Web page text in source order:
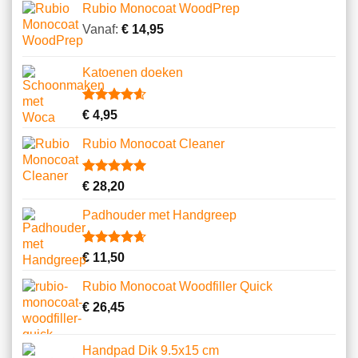
Rubio Monocoat WoodPrep
Vanaf: €14,95
Katoenen doeken
Gewaardeerd
gebaseerd
op
13
klantbeoordelingen
€4,95
Rubio Monocoat Cleaner
Gewaardeerd
gebaseerd
op
2
klantbeoordelingen
€28,20
Padhouder met Handgreep
Gewaardeerd
4.67
gebaseerd
op
6
klantbeoordelingen
€11,50
Rubio Monocoat Woodfiller Quick
€26,45
Handpad Dik 9.5x15 cm